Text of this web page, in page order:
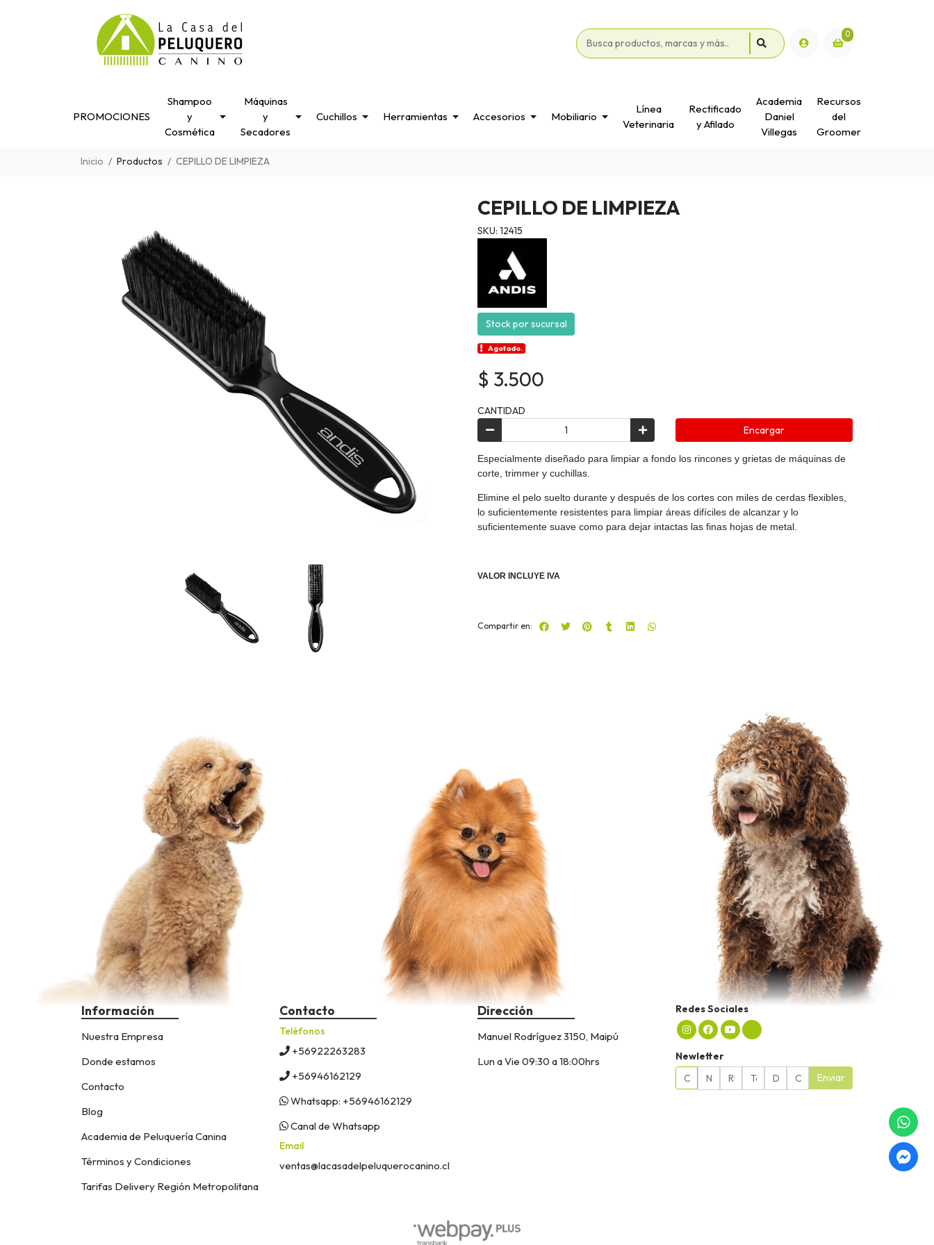
0
PROMOCIONES
Shampoo
y
Cosmética
Máquinas
y
Secadores
Cuchillos Herramientas Accesorios Mobiliario
Línea
Veterinaria
Rectificado
y Afilado
Academia
Daniel
Villegas
Recursos
del
Groomer
Inicio Productos CEPILLO DE LIMPIEZA
CEPILLO DE LIMPIEZA
SKU: 12415
Stock por sucursal
Agotado.
$ 3.500
CANTIDAD
Encargar
Especialmente diseñado para limpiar a fondo los rincones y grietas de máquinas de
corte, trimmer y cuchillas.
Elimine el pelo suelto durante y después de los cortes con miles de cerdas flexibles,
lo suficientemente resistentes para limpiar áreas difíciles de alcanzar y lo
suficientemente suave como para dejar intactas las finas hojas de metal.
VALOR INCLUYE IVA
Compartir en:
Información
Nuestra Empresa
Donde estamos
Contacto
Blog
Academia de Peluquería Canina
Términos y Condiciones
Tarifas Delivery Región Metropolitana
Contacto
Teléfonos
+56922263283
+56946162129
Whatsapp: +56946162129
Canal de Whatsapp
Email
ventas@lacasadelpeluquerocanino.cl
Dirección
Manuel Rodríguez 3150, Maipú
Lun a Vie 09:30 a 18:00hrs
Redes Sociales
Newletter
Enviar